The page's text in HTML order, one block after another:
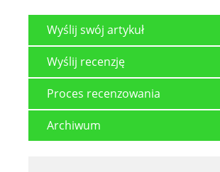
Wyślij swój artykuł
Wyślij recenzję
Proces recenzowania
Archiwum